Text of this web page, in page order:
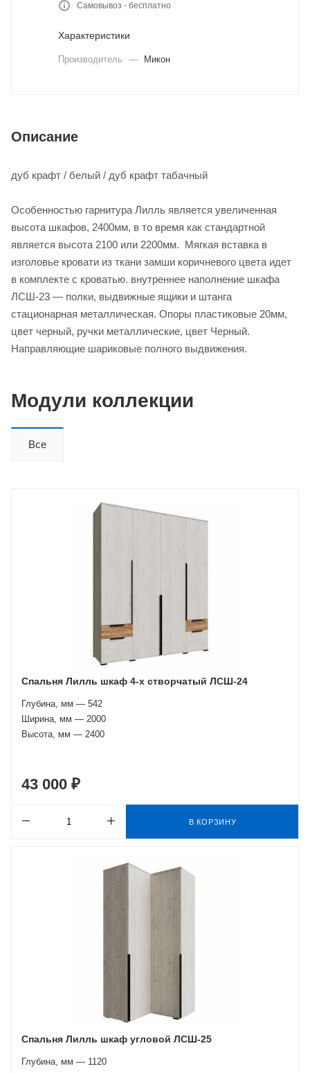
Самовывоз - бесплатно
Характеристики
Производитель — Микон
Описание
дуб крафт / белый / дуб крафт табачный
Особенностью гарнитура Лилль является увеличенная
высота шкафов, 2400мм, в то время как стандартной
является высота 2100 или 2200мм. Мягкая вставка в
изголовье кровати из ткани замши коричневого цвета идет
в комплекте с кроватью. внутреннее наполнение шкафа
ЛСШ-23 — полки, выдвижные ящики и штанга
стационарная металлическая. Опоры пластиковые 20мм,
цвет черный, ручки металлические, цвет Черный.
Направляющие шариковые полного выдвижения.
Модули коллекции
Все
Спальня Лилль шкаф 4-х створчатый ЛСШ-24
Глубина, мм — 542
Ширина, мм — 2000
Высота, мм — 2400
43 000 ₽
В КОРЗИНУ
Спальня Лилль шкаф угловой ЛСШ-25
Глубина, мм — 1120